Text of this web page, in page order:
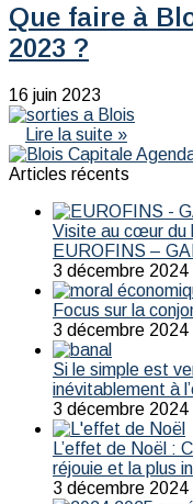
Que faire à
2023 ?
16 juin 2023
Lire la suite »
Articles récents
Visite au cœur du
EUROFINS –
3 décembre 2024
Focus sur la
3 décembre 2024
Si le simple est
inévitablement à
3 décembre 2024
L’effet de Noël :
réjouie et la plus
3 décembre 2024